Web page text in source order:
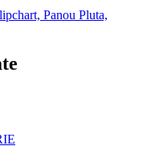
Panou Pluta,